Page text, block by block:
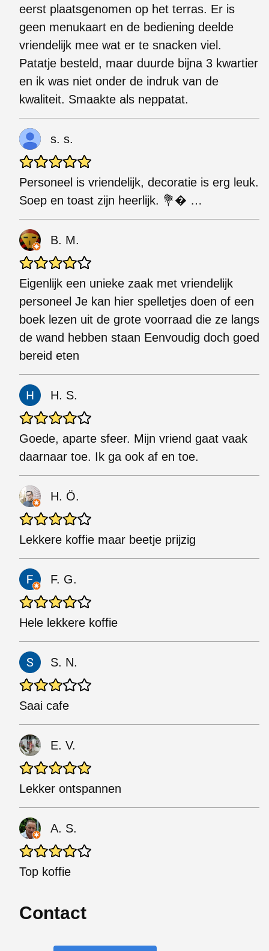
eerst plaatsgenomen op het terras. Er is
geen menukaart en de bediening deelde
vriendelijk mee wat er te snacken viel.
Patatje besteld, maar duurde bijna 3 kwartier
en ik was niet onder de indruk van de
kwaliteit. Smaakte als neppatat.
s. s.
Personeel is vriendelijk, decoratie is erg leuk.
Soep en toast zijn heerlijk. 💐� …
B. M.
Eigenlijk een unieke zaak met vriendelijk
personeel Je kan hier spelletjes doen of een
boek lezen uit de grote voorraad die ze langs
de wand hebben staan Eenvoudig doch goed
bereid eten
H. S.
Goede, aparte sfeer. Mijn vriend gaat vaak
daarnaar toe. Ik ga ook af en toe.
H. Ö.
Lekkere koffie maar beetje prijzig
F. G.
Hele lekkere koffie
S. N.
Saai cafe
E. V.
Lekker ontspannen
A. S.
Top koffie
Contact